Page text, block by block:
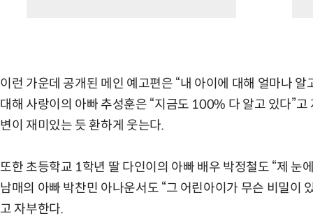
이런 가운데 공개된 메인 예고편은 “내 아이에 대해 얼마나
대해 사랑이의 아빠 추성훈은 “지금도 100% 다 알고 있다”
변이 재미있는 듯 환하게 웃는다.
또한 초등학교 1학년 딸 다인이의 아빠 배우 박정철도 “제 눈
남매의 아빠 박찬민 아나운서도 “그 어린아이가 무슨 비밀이
고 자부한다.